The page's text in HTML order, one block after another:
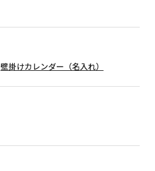
壁掛けカレンダー（名入れ）